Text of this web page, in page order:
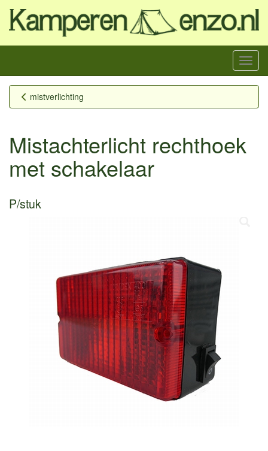
Menu
mistverlichting
Mistachterlicht rechthoek
met schakelaar
P/stuk